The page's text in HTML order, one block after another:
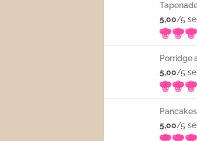
5,00/5
5,00/5
5,00/5